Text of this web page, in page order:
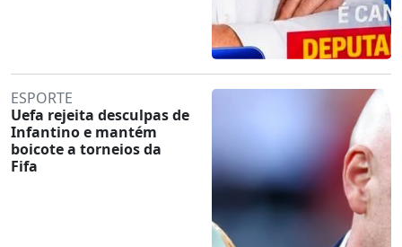
ESPORTE
Uefa rejeita desculpas de
Infantino e mantém
boicote a torneios da
Fifa